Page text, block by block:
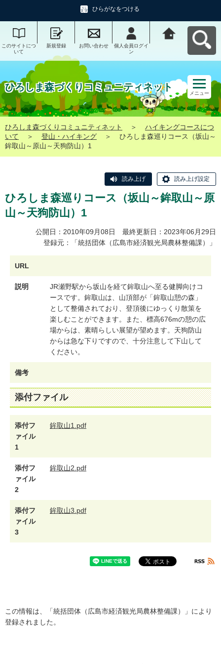
ひらがなをつける
このサイトにつ
いて
新規登録 お問い合わせ
個人会員ログイ
ン
ひろしま森づくりコミュニティネット
メニュー
ひろしま森づくりコミュニティネット ＞
ハイキングコースにつ
いて
＞ 登山・ハイキング ＞
ひろしま森巡りコース（坂山～
鉾取山～原山～天狗防山）1
読み上げ 読み上げ設定
ひろしま森巡りコース（坂山～鉾取山～原
山～天狗防山）1
公開日：2010年09月08日 最終更新日：2023年06月29日
登録元：「統括団体（広島市経済観光局農林整備課）」
URL
説明 JR瀬野駅から坂山を経て鉾取山へ至る健脚向けコ
ースです。 鉾取山は 山頂部が 「鉾取山憩の森 」
と して整備されてお り 登頂後にゆっ く り散策を
楽 しむこ とができ ます。 ま た 標高676mの憩の広
場からは 素晴ら しい展望が望め ます。 天狗防山
からは急な下り ですので 十分注意して下山 して
く ださ い。
備考
添付ファイル
添付フ
ァイル
1
鉾取山1.pdf
添付フ
ァイル
2
鉾取山2.pdf
添付フ
ァイル
3
鉾取山3.pdf
この情報は、「統括団体（広島市経済観光局農林整備課）」により
登録されました。